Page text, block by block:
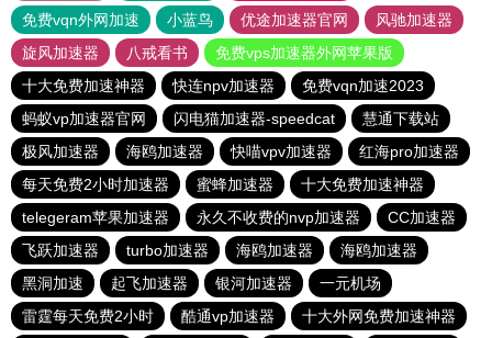
免费vqn外网加速
小蓝鸟 优途加速器官网
风驰加速器
旋风加速器
八戒看书
免费vps加速器外网苹果版
十大免费加速神器
快连npv加速器
免费vqn加速2023
蚂蚁vp加速器官网
闪电猫加速器-speedcat
慧通下载站
极风加速器
海鸥加速器 快喵vpv加速器
红海pro加速器
每天免费2小时加速器
蜜蜂加速器
十大免费加速神器
telegeram苹果加速器
永久不收费的nvp加速器
CC加速器
飞跃加速器
turbo加速器 海鸥加速器
海鸥加速器
黑洞加速
起飞加速器 银河加速器
一元机场
雷霆每天免费2小时
酷通vp加速器 十大外网免费加速神器